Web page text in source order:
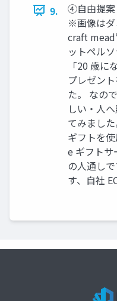
9.
④自由提案
※画像はダ
craft
ットペル
「20 歳に
プレゼン
た。 なの
しい・人
てみまし
ギフトを
e ギフトサ
の人通し
す、自社